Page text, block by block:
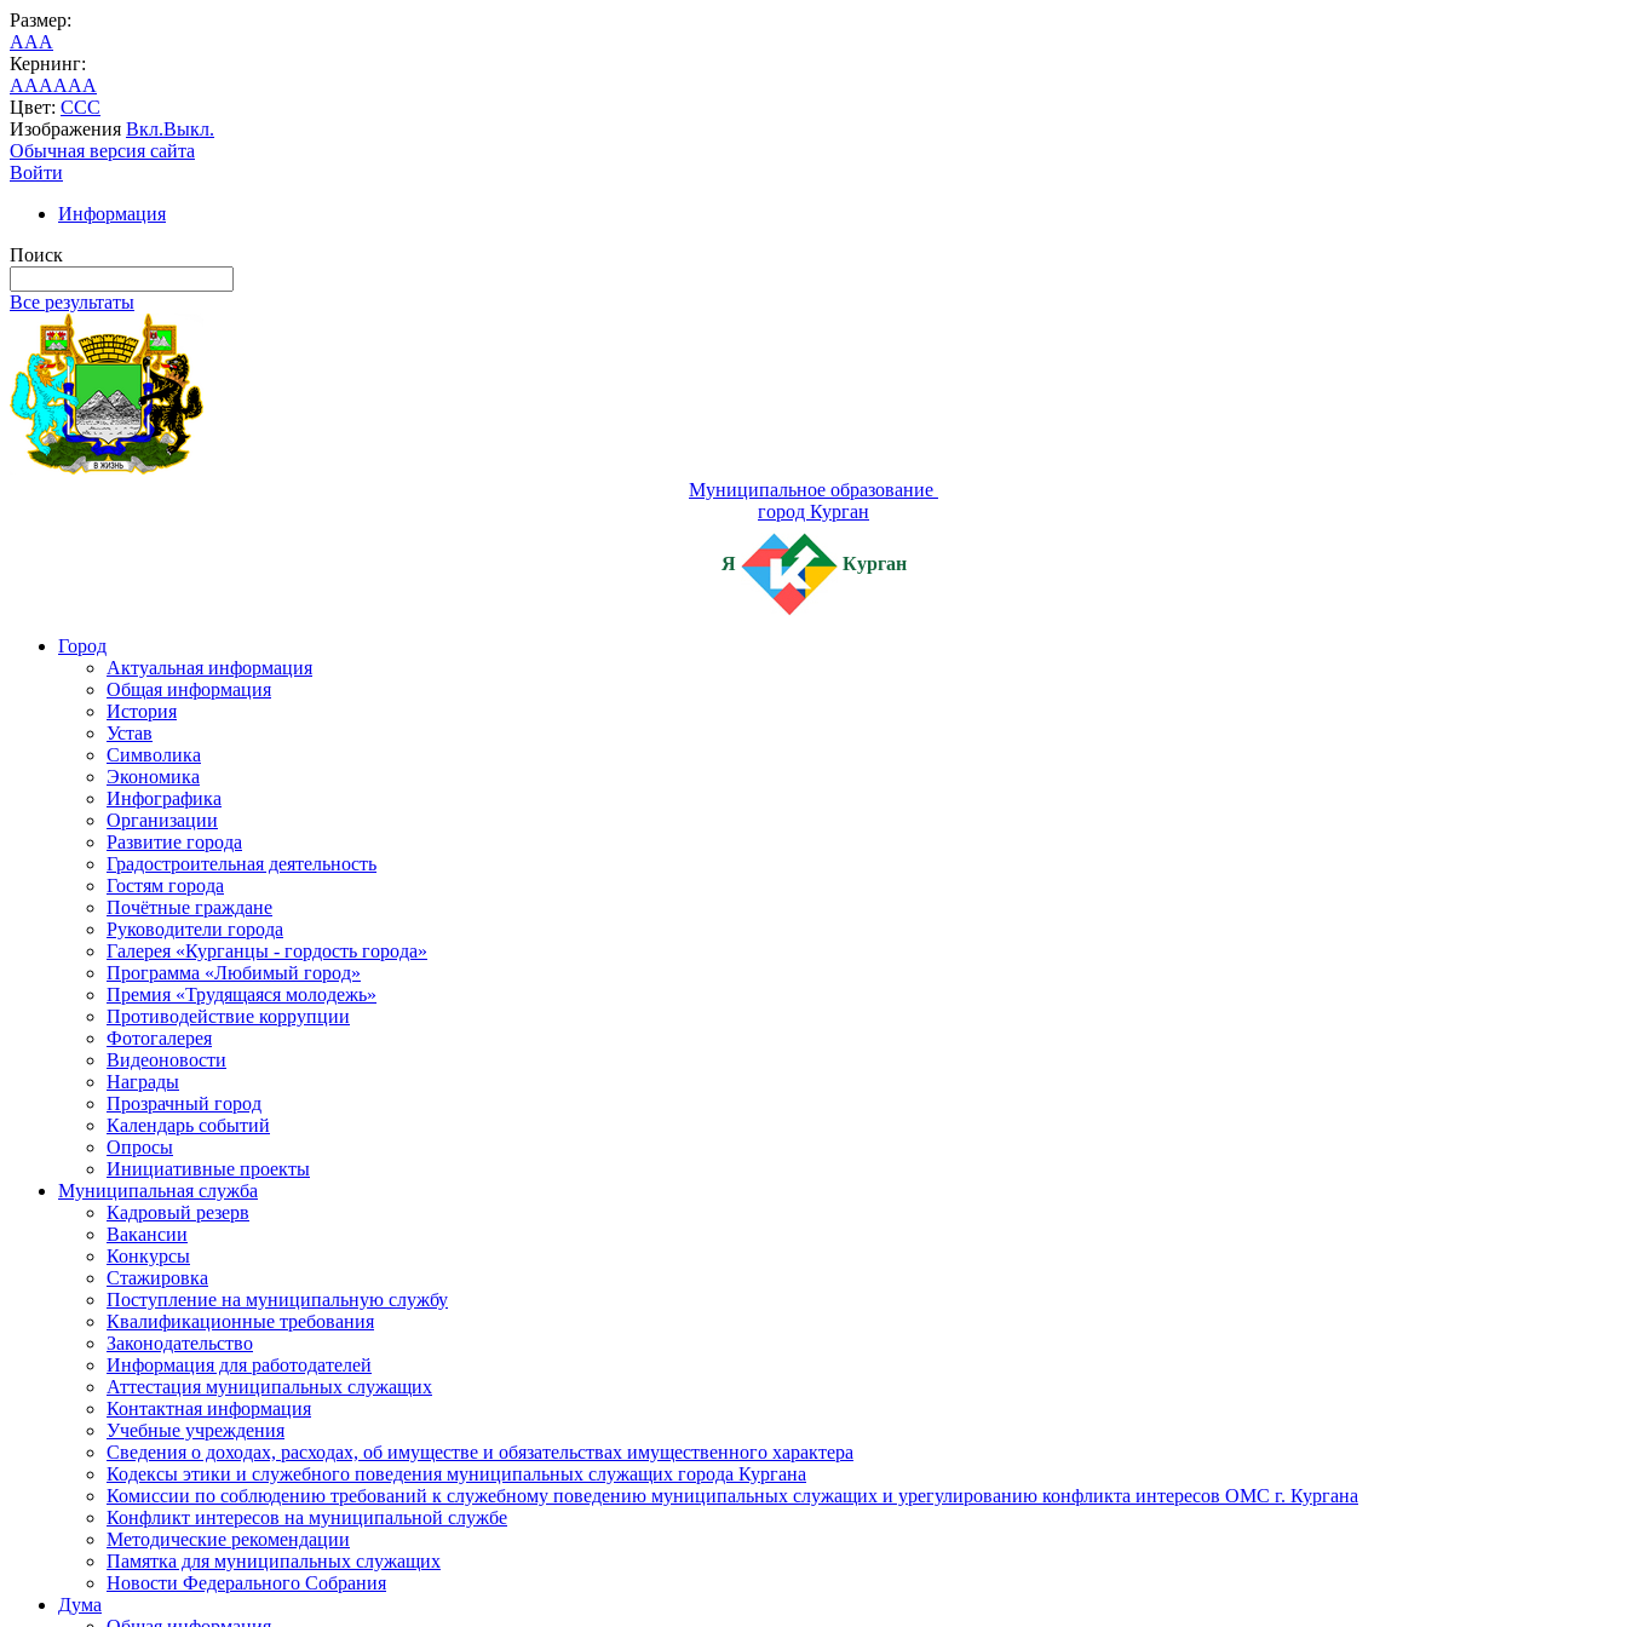
Размер:
AAA
Кернинг:
AAAAAA
Цвет: CCC
Изображения Вкл.Выкл.
Обычная версия сайта
Войти
Информация
Поиск
Все результаты
Муниципальное образование
город Курган
Я Курган
Город
Актуальная информация
Общая информация
История
Устав
Символика
Экономика
Инфографика
Организации
Развитие города
Градостроительная деятельность
Гостям города
Почётные граждане
Руководители города
Галерея «Курганцы - гордость города»
Программа «Любимый город»
Премия «Трудящаяся молодежь»
Противодействие коррупции
Фотогалерея
Видеоновости
Награды
Прозрачный город
Календарь событий
Опросы
Инициативные проекты
Муниципальная служба
Кадровый резерв
Вакансии
Конкурсы
Стажировка
Поступление на муниципальную службу
Квалификационные требования
Законодательство
Информация для работодателей
Аттестация муниципальных служащих
Контактная информация
Учебные учреждения
Сведения о доходах, расходах, об имуществе и обязательствах имущественного характера
Кодексы этики и служебного поведения муниципальных служащих города Кургана
Комиссии по соблюдению требований к служебному поведению муниципальных служащих и урегулированию конфликта интересов ОМС г. Кургана
Конфликт интересов на муниципальной службе
Методические рекомендации
Памятка для муниципальных служащих
Новости Федерального Cобрания
Дума